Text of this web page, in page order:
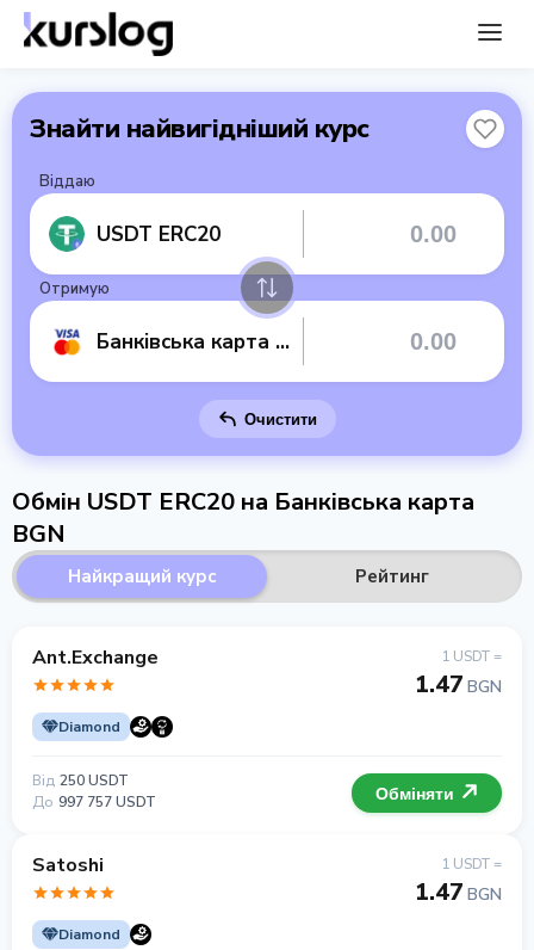
Знайти найвигідніший курс
Віддаю
USDT ERC20
Отримую
Банківська карта BGN
Очистити
Обмін USDT ERC20 на Банківська карта
BGN
Найкращий курс Рейтинг
Ant.Exchange
Diamond
1 USDT =
1.47 BGN
Від 250 USDT
До 997 757 USDT Обміняти
Satoshi
Diamond
1 USDT =
1.47 BGN